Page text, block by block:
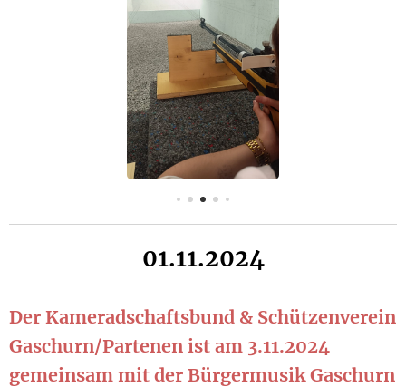
01.11.2024
Der Kameradschaftsbund & Schützenverein
Gaschurn/Partenen ist am 3.11.2024
gemeinsam mit der Bürgermusik Gaschurn